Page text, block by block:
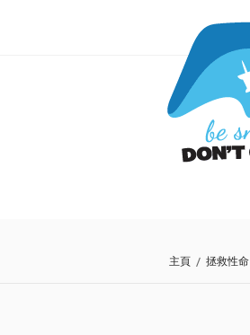
主頁 / 拯救性命